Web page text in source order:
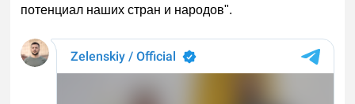
потенциал наших стран и народов".